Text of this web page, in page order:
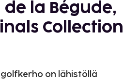
la Bégude,
Collection
on lähistöllä